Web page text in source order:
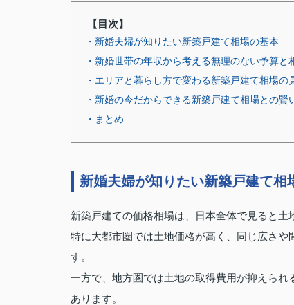
【目次】
・新婚夫婦が知りたい新築戸建て相場の基本
・新婚世帯の年収から考える無理のない予算と
・エリアと暮らし方で変わる新築戸建て相場の
・新婚の今だからできる新築戸建て相場との賢
・まとめ
新婚夫婦が知りたい新築戸建て相
新築戸建ての価格相場は、日本全体で見ると土
特に大都市圏では土地価格が高く、同じ広さ
す。
一方で、地方圏では土地の取得費用が抑えら
あります。